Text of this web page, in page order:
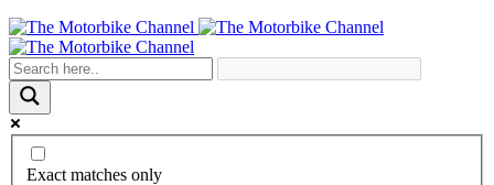
Exact matches only